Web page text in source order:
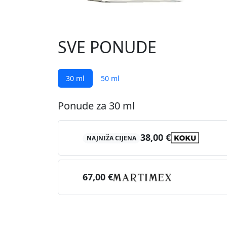
SVE PONUDE
30 ml 50 ml
Ponude za 30 ml
NAJNIŽA CIJENA 38,00 €
67,00 €